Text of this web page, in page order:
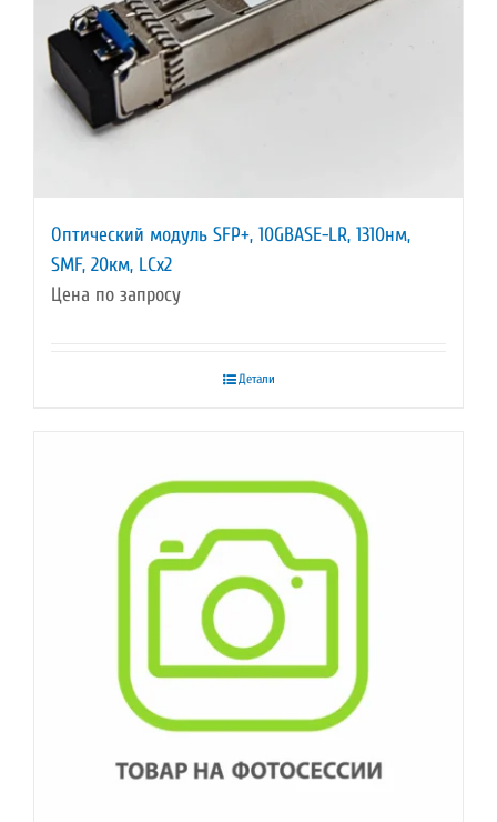
Оптический модуль SFP+, 10GBASE-LR, 1310нм,
SMF, 20км, LCx2
Цена по запросу
Детали